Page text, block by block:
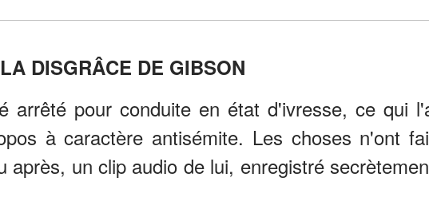
LA DISGRÂCE DE GIBSON
arrêté pour conduite en état d'ivresse, ce qui
à caractère antisémite. Les choses n'ont
après, un clip audio de lui, enregistré